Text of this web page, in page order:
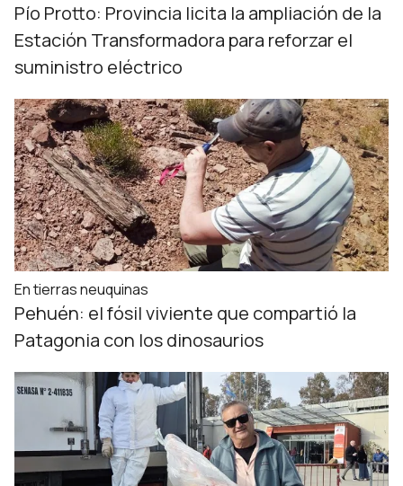
Pío Protto: Provincia licita la ampliación de la
Estación Transformadora para reforzar el
suministro eléctrico
En tierras neuquinas
Pehuén: el fósil viviente que compartió la
Patagonia con los dinosaurios